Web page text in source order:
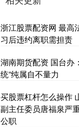
浙江股票配资网 最高
习后违约离职需担责
湖南期货配资 国台办
统”纯属自不量力
买股票杠杆怎么操作
副主任委员唐福泉严
公职